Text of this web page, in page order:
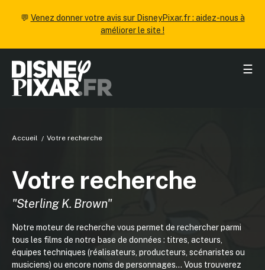
💬 Venez donner votre avis sur DisneyPixar.fr : aidez-nous à
améliorer le site !
☰
Accueil Votre recherche
Votre recherche
"Sterling K. Brown"
Notre moteur de recherche vous permet de rechercher parmi
tous les films de notre base de données : titres, acteurs,
équipes techniques (réalisateurs, producteurs, scénaristes ou
musiciens) ou encore noms de personnages... Vous trouverez